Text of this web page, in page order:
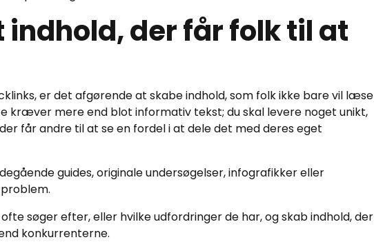
indhold, der får folk til at
er det afgørende at skabe indhold, som folk ikke bare vil læse
kræver mere end blot informativ tekst; du skal levere noget unikt,
får andre til at se en fordel i at dele det med deres eget
guides, originale undersøgelser, infografikker eller
søger efter, eller hvilke udfordringer de har, og skab indhold, der
konkurrenterne.